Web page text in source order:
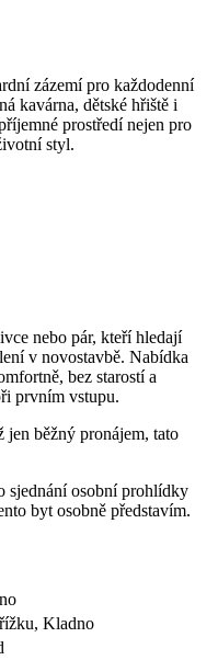
zázemí pro každodenní
kavárna, dětské hřiště i
prostředí nejen pro
styl.
nebo pár, kteří hledají
v novostavbě. Nabídka
bez starostí a
prvním vstupu.
jen běžný pronájem, tato
sjednání osobní prohlídky
byt osobně představím.
Kladno